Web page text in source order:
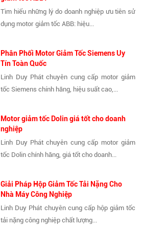
Tìm hiểu những lý do doanh nghiệp ưu tiên sử
dụng motor giảm tốc ABB: hiệu...
Phân Phối Motor Giảm Tốc Siemens Uy
Tín Toàn Quốc
Linh Duy Phát chuyên cung cấp motor giảm
tốc Siemens chính hãng, hiệu suất cao,...
Motor giảm tốc Dolin giá tốt cho doanh
nghiệp
Linh Duy Phát chuyên cung cấp motor giảm
tốc Dolin chính hãng, giá tốt cho doanh...
Giải Pháp Hộp Giảm Tốc Tải Nặng Cho
Nhà Máy Công Nghiệp
Linh Duy Phát chuyên cung cấp hộp giảm tốc
tải nặng công nghiệp chất lượng...